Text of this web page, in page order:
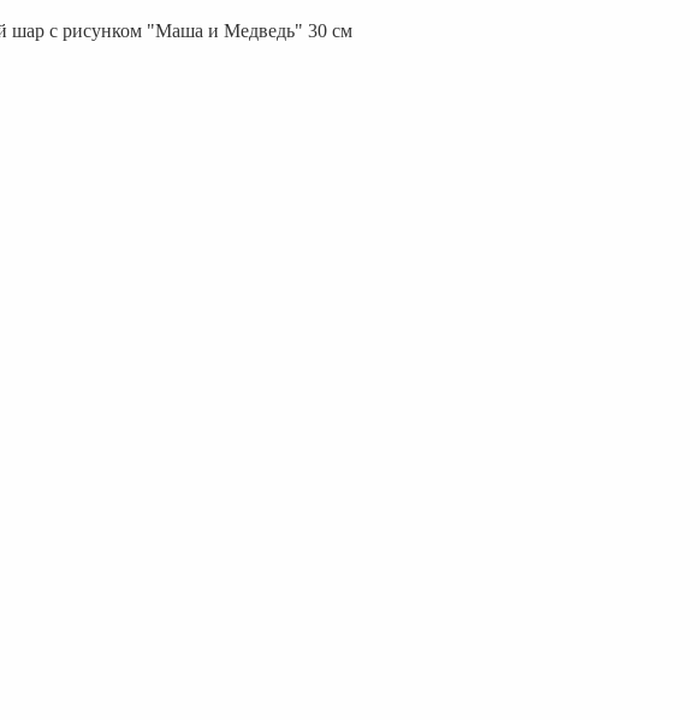
шар с рисунком "Маша и Медведь" 30 см